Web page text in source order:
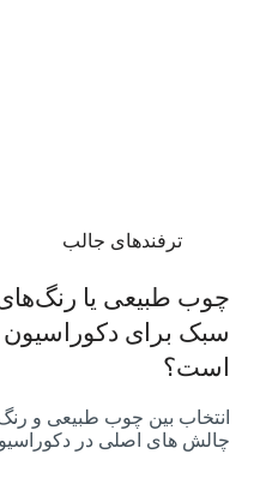
ترفندهای جالب
چوب طبیعی یا
است؟
انتخاب بین چوب طبیعی و
چالش های اصلی در